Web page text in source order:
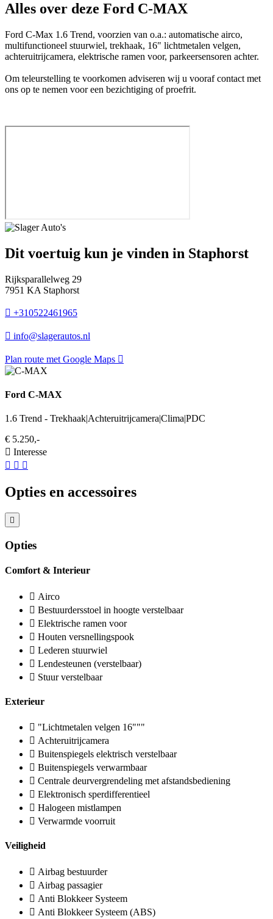
Alles over deze Ford C-MAX
Ford C-Max 1.6 Trend, voorzien van o.a.: automatische airco,
multifunctioneel stuurwiel, trekhaak, 16" lichtmetalen velgen,
achteruitrijcamera, elektrische ramen voor, parkeersensoren achter.
Om teleurstelling te voorkomen adviseren wij u vooraf contact met
ons op te nemen voor een bezichtiging of proefrit.
Dit voertuig kun je vinden in Staphorst
Rijksparallelweg 29
7951 KA Staphorst
+310522461965
info@slagerautos.nl
Plan route met Google Maps
Ford C-MAX
1.6 Trend - Trekhaak|Achteruitrijcamera|Clima|PDC
€ 5.250,-
Interesse
Opties en accessoires
Opties
Comfort & Interieur
Airco
Bestuurdersstoel in hoogte verstelbaar
Elektrische ramen voor
Houten versnellingspook
Lederen stuurwiel
Lendesteunen (verstelbaar)
Stuur verstelbaar
Exterieur
"Lichtmetalen velgen 16"""
Achteruitrijcamera
Buitenspiegels elektrisch verstelbaar
Buitenspiegels verwarmbaar
Centrale deurvergrendeling met afstandsbediening
Elektronisch sperdifferentieel
Halogeen mistlampen
Verwarmde voorruit
Veiligheid
Airbag bestuurder
Airbag passagier
Anti Blokkeer Systeem
Anti Blokkeer Systeem (ABS)